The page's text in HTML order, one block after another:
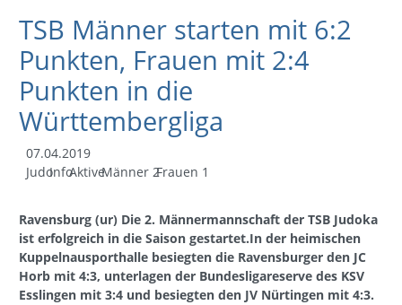
TSB Männer starten mit 6:2
Punkten, Frauen mit 2:4
Punkten in die
Württembergliga
07.04.2019
JudoInfoAktiveMänner 2Frauen 1
Ravensburg (ur) Die 2. Männermannschaft der TSB Judoka
ist erfolgreich in die Saison gestartet.In der heimischen
Kuppelnausporthalle besiegten die Ravensburger den JC
Horb mit 4:3, unterlagen der Bundesligareserve des KSV
Esslingen mit 3:4 und besiegten den JV Nürtingen mit 4:3.